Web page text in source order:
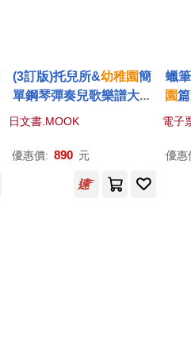
(3訂版)托兒所&幼稚園簡
單鋼琴彈奏兒歌樂譜大全
集
日文書.MOOK
優惠價: 890 元
蠟
園
電子
優惠